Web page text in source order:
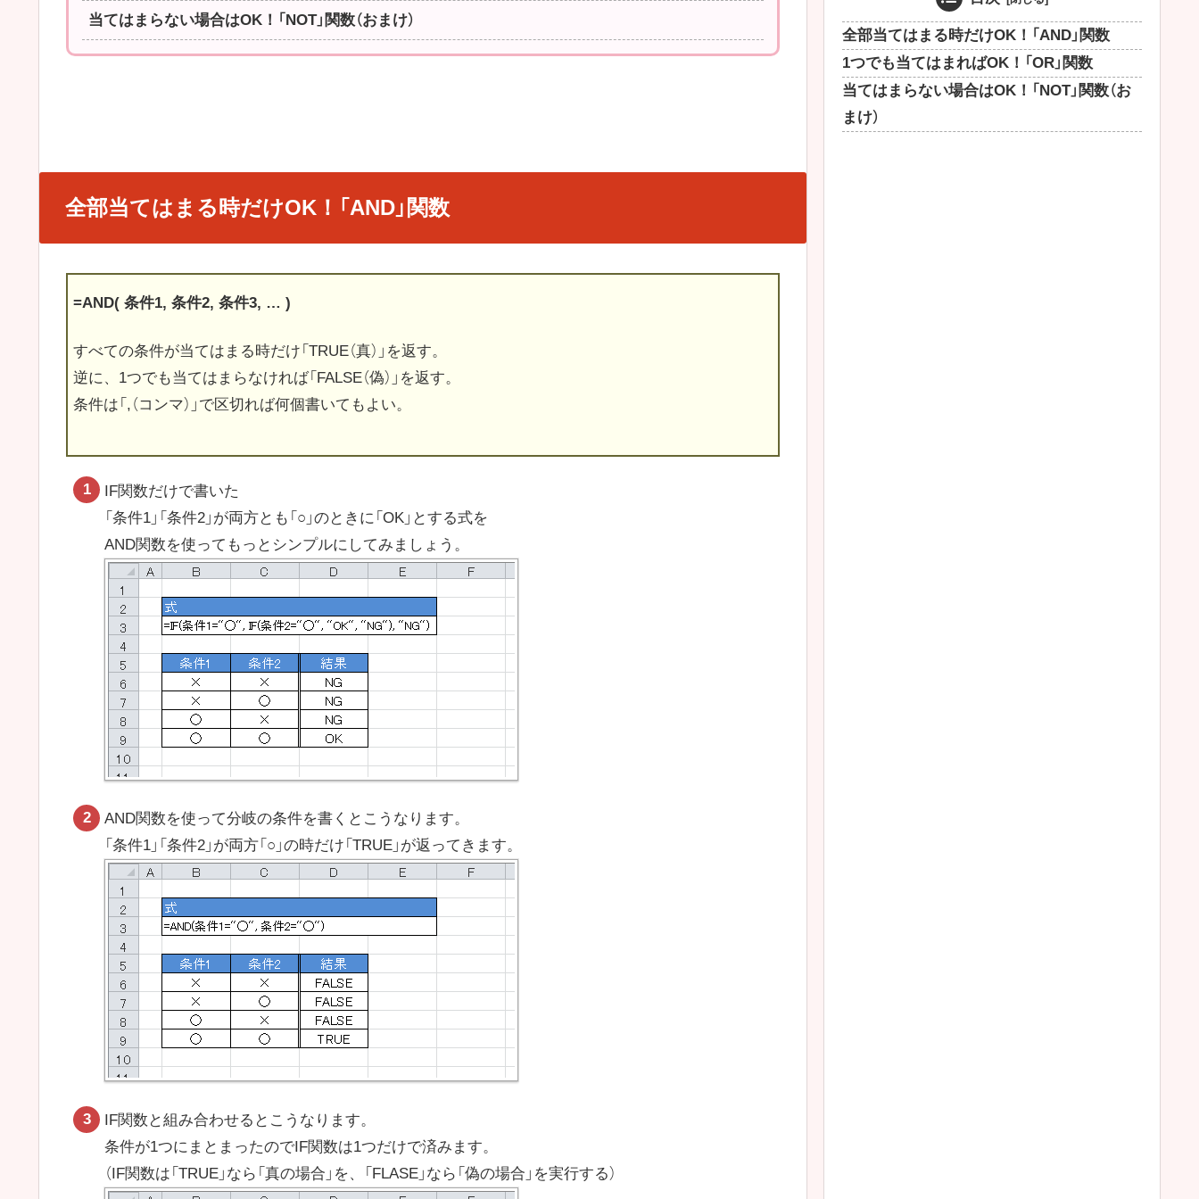
当てはまらない場合はOK！「NOT」関数（おまけ）
全部当てはまる時だけOK！「AND」関数
=AND( 条件1, 条件2, 条件3, … )
すべての条件が当てはまる時だけ「TRUE（真）」を返す。
逆に、1つでも当てはまらなければ「FALSE（偽）」を返す。
条件は「,（コンマ）」で区切れば何個書いてもよい。
IF関数だけで書いた
「条件1」「条件2」が両方とも「○」のときに「OK」とする式を
AND関数を使ってもっとシンプルにしてみましょう。
AND関数を使って分岐の条件を書くとこうなります。
「条件1」「条件2」が両方「○」の時だけ「TRUE」が返ってきます。
IF関数と組み合わせるとこうなります。
条件が1つにまとまったのでIF関数は1つだけで済みます。
（IF関数は「TRUE」なら「真の場合」を、「FLASE」なら「偽の場合」を実行する）
全部当てはまる時だけOK！「AND」関数
1つでも当てはまればOK！「OR」関数
当てはまらない場合はOK！「NOT」関数（お
まけ）